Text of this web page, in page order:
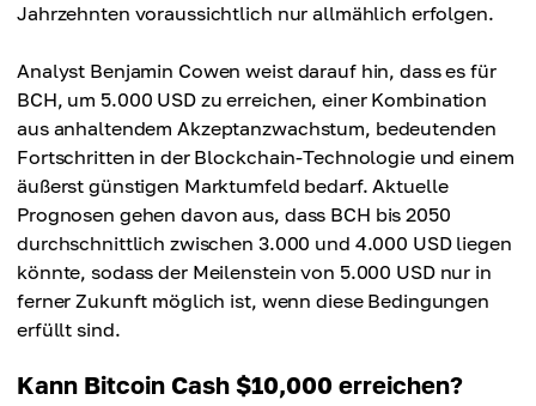
Jahrzehnten voraussichtlich nur allmählich erfolgen.
Analyst Benjamin Cowen weist darauf hin, dass es für
BCH, um 5.000 USD zu erreichen, einer Kombination
aus anhaltendem Akzeptanzwachstum, bedeutenden
Fortschritten in der Blockchain-Technologie und einem
äußerst günstigen Marktumfeld bedarf. Aktuelle
Prognosen gehen davon aus, dass BCH bis 2050
durchschnittlich zwischen 3.000 und 4.000 USD liegen
könnte, sodass der Meilenstein von 5.000 USD nur in
ferner Zukunft möglich ist, wenn diese Bedingungen
erfüllt sind.
Kann Bitcoin Cash $10,000 erreichen?